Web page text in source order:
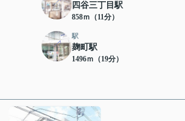
四谷三丁目駅
858ｍ（11分）
駅
麹町駅
1496ｍ（19分）